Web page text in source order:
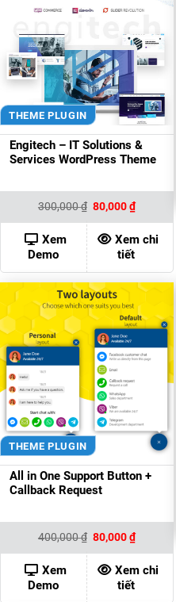
THEME PLUGIN
Engitech – IT Solutions &
Services WordPress Theme
300,000₫ Giá
gốc
là:
300,000 ₫.
80,000₫Giá
hiện
tại
là:
80,000 ₫.
Xem
Demo
Xem chi
tiết
THEME PLUGIN
All in One Support Button +
Callback Request
400,000₫ Giá
gốc
là:
400,000 ₫.
80,000₫Giá
hiện
tại
là:
80,000 ₫.
Xem
Demo
Xem chi
tiết